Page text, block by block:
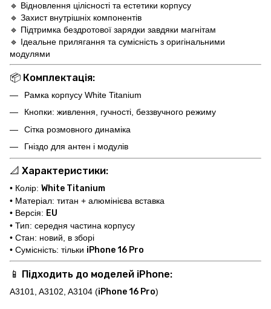
🔹 Відновлення цілісності та естетики корпусу
🔹 Захист внутрішніх компонентів
🔹 Підтримка бездротової зарядки завдяки магнітам
🔹 Ідеальне прилягання та сумісність з оригінальними
модулями
📦 Комплектація:
Рамка корпусу White Titanium
Кнопки: живлення, гучності, беззвучного режиму
Сітка розмовного динаміка
Гніздо для антен і модулів
📐 Характеристики:
• Колір: White Titanium
• Матеріал: титан + алюмінієва вставка
• Версія: EU
• Тип: середня частина корпусу
• Стан: новий, в зборі
• Сумісність: тільки iPhone 16 Pro
📱 Підходить до моделей iPhone:
A3101, A3102, A3104 (iPhone 16 Pro)